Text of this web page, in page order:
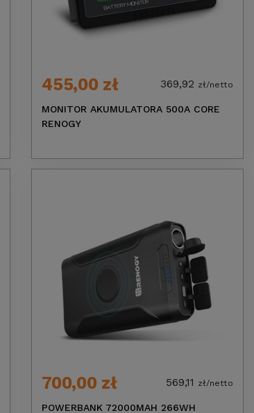
455,00 zł 369,92 zł/netto
MONITOR AKUMULATORA 500A CORE
RENOGY
700,00 zł 569,11 zł/netto
POWERBANK 72000MAH 266WH